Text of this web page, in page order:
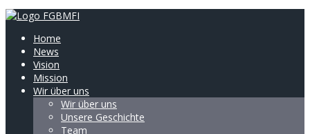
Home
News
Vision
Mission
Wir über uns
Wir über uns
Unsere Geschichte
Team